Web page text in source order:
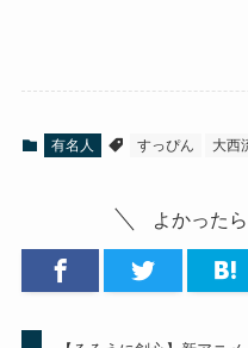
有名人 すっぴん 大西
よかった